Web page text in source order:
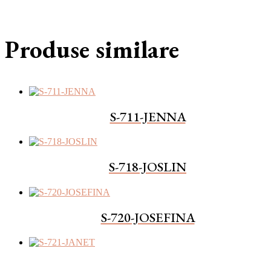
Produse similare
S-711-JENNA
S-718-JOSLIN
S-720-JOSEFINA